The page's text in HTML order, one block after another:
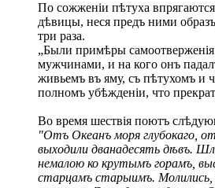
По сожженіи пѣтуха
дѣвицы, неся предъ ними
три раза.
„Были примѣры
мужчинами, и на кого онъ
живьемъ въ яму, съ пѣтухомъ и
полномъ убѣжденіи, что
Во время шествія поютъ
"Отъ Океанъ моря глубокаго,
выходили дванадесять дѣвъ.
немалою ко крутымъ горамъ,
старцамъ старыимъ. Молились,